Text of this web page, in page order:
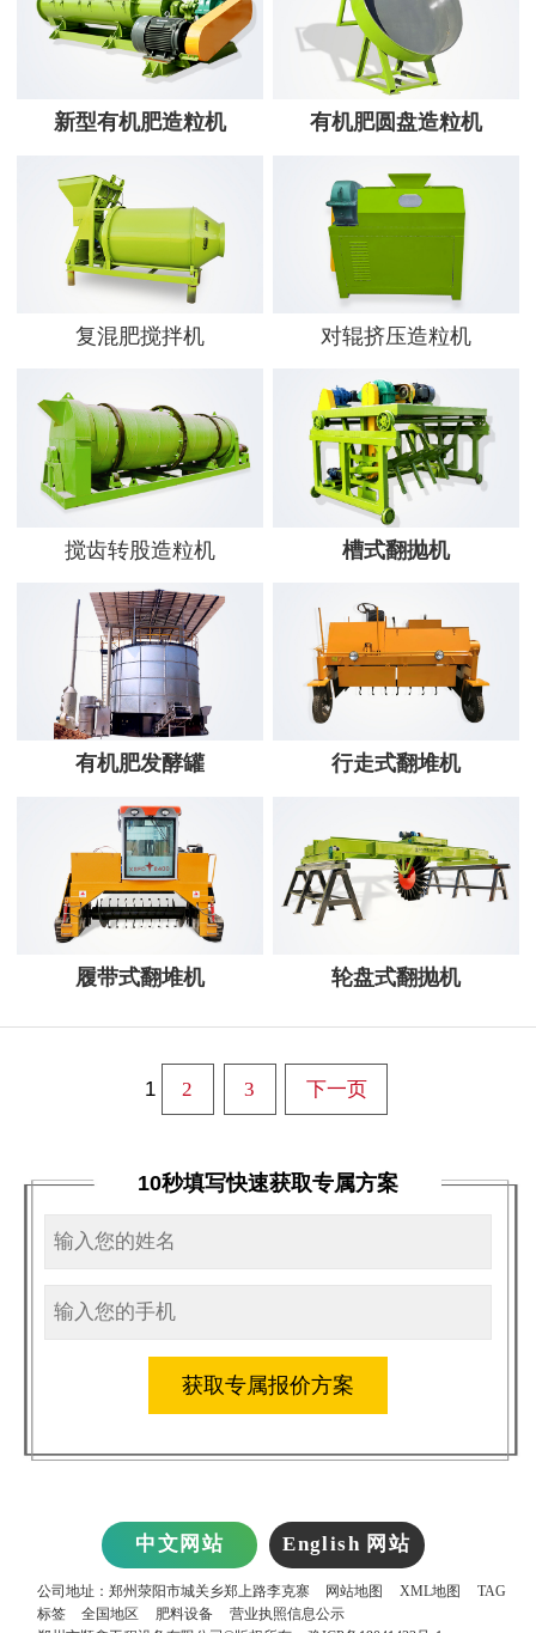
新型有机肥造粒机 有机肥圆盘造粒机
复混肥搅拌机 对辊挤压造粒机
搅齿转股造粒机 槽式翻抛机
有机肥发酵罐 行走式翻堆机
履带式翻堆机 轮盘式翻抛机
1 2 3 下一页
10秒填写快速获取专属方案
获取专属报价方案
中文网站 English 网站
公司地址：郑州荥阳市城关乡郑上路李克寨 网站地图 XML地图
TAG
标签
全国地区 肥料设备
营业执照信息公示